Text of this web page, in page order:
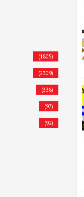
(1805)
(2309)
(338)
(97)
(92)